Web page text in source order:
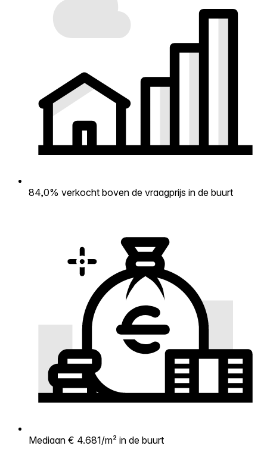
84,0% verkocht boven de vraagprijs in de buurt
Mediaan € 4.681/m² in de buurt